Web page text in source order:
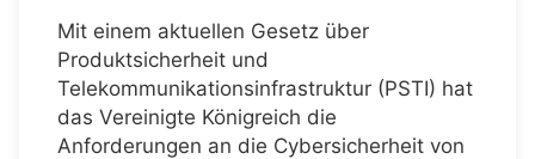
Mit einem aktuellen Gesetz über
Produktsicherheit und
Telekommunikationsinfrastruktur (PSTI) hat
das Vereinigte Königreich die
Anforderungen an die Cybersicherheit von